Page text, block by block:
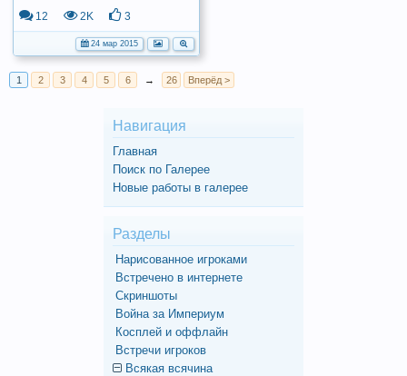
12 2K 3
24 мар 2015
1 2 3 4 5 6 → 26 Вперёд >
Навигация
Главная
Поиск по Галерее
Новые работы в галерее
Разделы
Нарисованное игроками
Встречено в интернете
Скриншоты
Война за Империум
Косплей и оффлайн
Встречи игроков
Всякая всячина